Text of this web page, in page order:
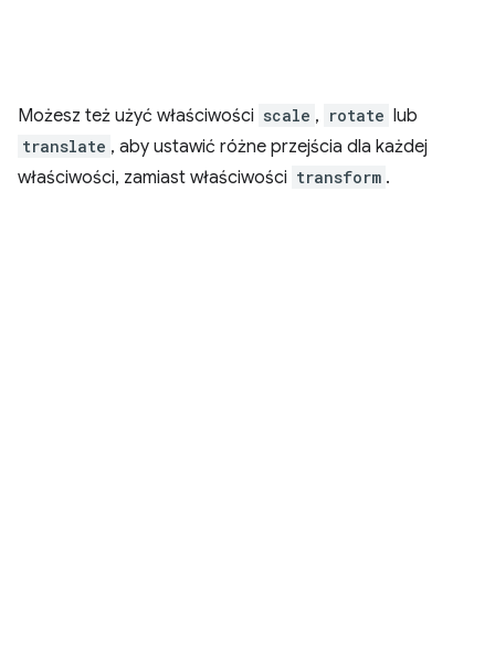
Możesz też użyć właściwości scale , rotate lub
translate , aby ustawić różne przejścia dla każdej
właściwości, zamiast właściwości transform .